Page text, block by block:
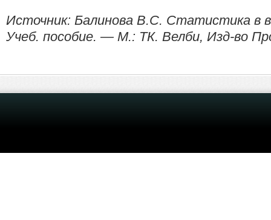
Источник: Балинова B.C. Статистика в
Учеб. пособие. — М.: ТК. Велби, Изд-во